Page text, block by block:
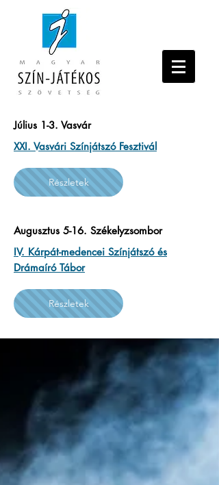
Július 1-3. Vasvár
XXI. Vasvári Színjátszó Fesztivál
Részletek
Augusztus 5-16. Székelyzsombor
IV. Kárpát-medencei Színjátszó és
Drámaíró Tábor
Részletek